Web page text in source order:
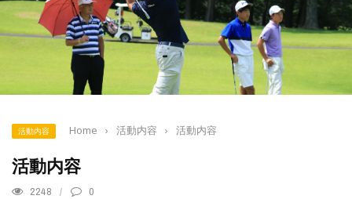
活動内容 Home › 活動内容 › 活動内容
活動内容
2248 0